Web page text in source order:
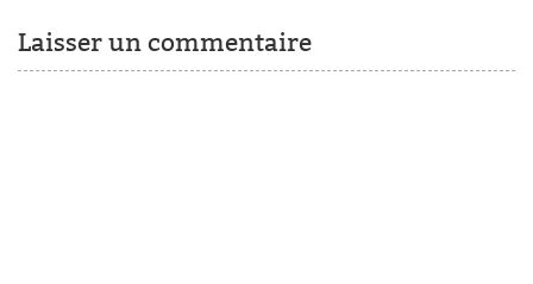
Laisser un commentaire